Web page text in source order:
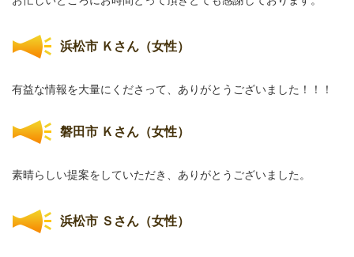
浜松市 Ｋさん（女性）
有益な情報を大量にくださって、ありがとうございました！！！
磐田市 Ｋさん（女性）
素晴らしい提案をしていただき、ありがとうございました。
浜松市 Ｓさん（女性）